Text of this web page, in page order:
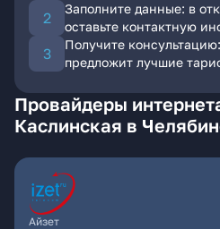
Заполните данные: в
оставьте контактную
Получите
предложит лучшие
Провайдеры
Каслинская в
Айзет